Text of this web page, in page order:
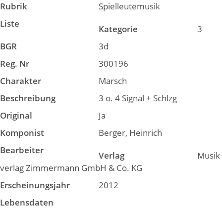
Rubrik
Spielleutemusik
Liste
Kategorie
3
BGR
3d
Reg. Nr
300196
Charakter
Marsch
Beschreibung
3 o. 4 Signal + Schlzg
Original
Ja
Komponist
Berger, Heinrich
Bearbeiter
Verlag
Musik
verlag Zimmermann GmbH & Co. KG
Erscheinungsjahr
2012
Lebensdaten